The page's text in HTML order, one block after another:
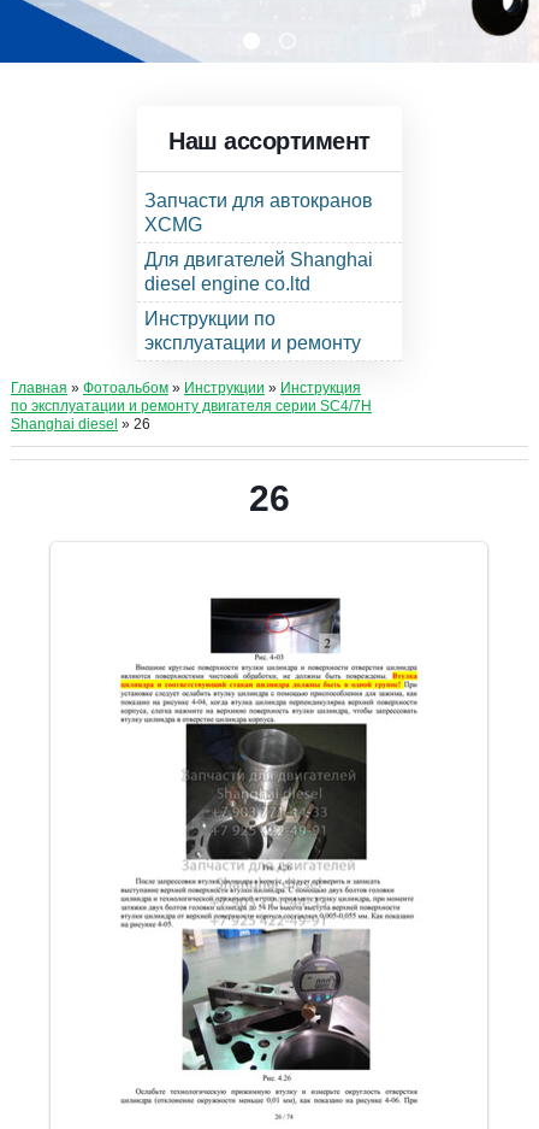
Наш ассортимент
Запчасти для автокранов
XCMG
Для двигателей Shanghai
diesel engine co.ltd
Инструкции по
эксплуатации и ремонту
Главная » Фотоальбом» Инструкции » Инструкция
по эксплуатации и ремонту двигателя серии SC4/7H
Shanghai diesel » 26
26